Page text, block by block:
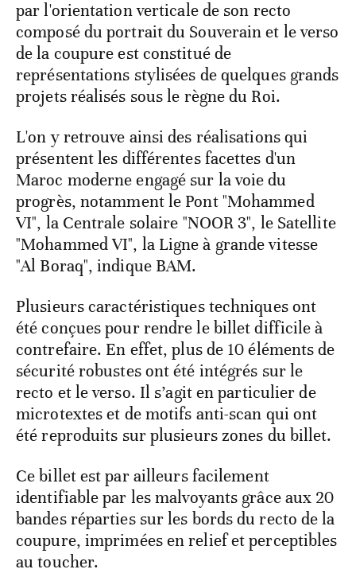
par l'orientation verticale de son recto
composé du portrait du Souverain et le verso
de la coupure est constitué de
représentations stylisées de quelques grands
projets réalisés sous le règne du Roi.
L'on y retrouve ainsi des réalisations qui
présentent les différentes facettes d'un
Maroc moderne engagé sur la voie du
progrès, notamment le Pont "Mohammed
VI", la Centrale solaire "NOOR 3", le Satellite
"Mohammed VI", la Ligne à grande vitesse
"Al Boraq", indique BAM.
Plusieurs caractéristiques techniques ont
été conçues pour rendre le billet difficile à
contrefaire. En effet, plus de 10 éléments de
sécurité robustes ont été intégrés sur le
recto et le verso. Il s’agit en particulier de
microtextes et de motifs anti-scan qui ont
été reproduits sur plusieurs zones du billet.
Ce billet est par ailleurs facilement
identifiable par les malvoyants grâce aux 20
bandes réparties sur les bords du recto de la
coupure, imprimées en relief et perceptibles
au toucher.